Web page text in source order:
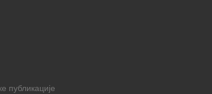
публикације